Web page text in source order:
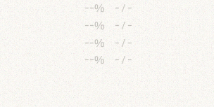
--% - / -
--% - / -
--% - / -
--% - / -